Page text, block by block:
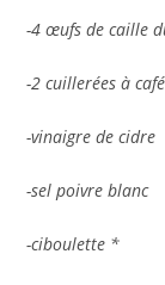
-4 œufs de caille
-2 cuillerées à
-vinaigre de cidre
-sel poivre blanc
-ciboulette *